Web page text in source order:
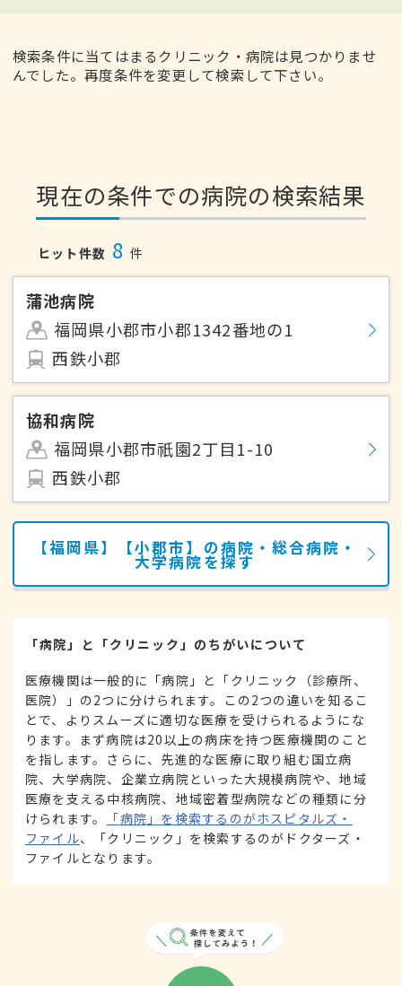
検索条件に当てはまるクリニック・病院は見つかりませ
んでした。再度条件を変更して検索して下さい。
現在の条件での病院の検索結果
ヒット件数 8 件
蒲池病院
福岡県小郡市小郡1342番地の1
西鉄小郡
協和病院
福岡県小郡市祇園2丁目1-10
西鉄小郡
【福岡県】【小郡市】の病院・総合病院・
大学病院を探す
「病院」と「クリニック」のちがいについて
医療機関は一般的に「病院」と「クリニック（診療所、
医院）」の2つに分けられます。この2つの違いを知るこ
とで、よりスムーズに適切な医療を受けられるようにな
ります。まず病院は20以上の病床を持つ医療機関のこと
を指します。さらに、先進的な医療に取り組む国立病
院、大学病院、企業立病院といった大規模病院や、地域
医療を支える中核病院、地域密着型病院などの種類に分
けられます。
「病院」を検索するのがホスピタルズ・
ファイル、「クリニック」を検索するのがドクターズ・
ファイルとなります。